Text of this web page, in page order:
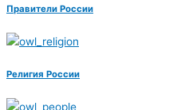
Правители России
Религия России